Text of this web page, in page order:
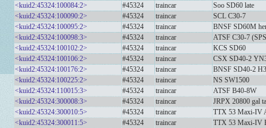
<kuid2:45324:100084:2>
#45324 traincar
Soo SD60 late
<kuid2:45324:100090:2>
#45324 traincar
SCL C30-7
<kuid2:45324:100095:2>
#45324 traincar
BNSF SD60M
<kuid2:45324:100098:3>
#45324 traincar
ATSF C30-7
<kuid2:45324:100102:2>
#45324 traincar
KCS SD60
<kuid2:45324:100106:2>
#45324 traincar
CSX SD40-2
<kuid2:45324:100176:2>
#45324 traincar
BNSF SD40-2 H3
<kuid2:45324:100225:2>
#45324 traincar
NS SW1500
<kuid2:45324:110015:3>
#45324 traincar
ATSF B40-8W
<kuid2:45324:300008:3>
#45324 traincar
JRPX 20800 gal
<kuid2:45324:300010:5>
#45324 traincar
TTX 53 Maxi-IV
<kuid2:45324:300011:5>
#45324 traincar
TTX 53 Maxi-IV